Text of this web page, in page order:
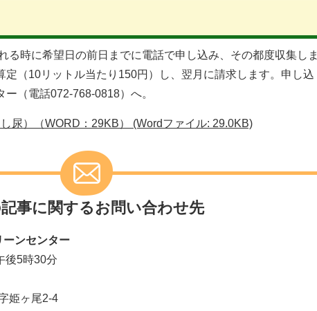
る時に希望日の前日までに電話で申し込み、その都度収集しま
定（10リットル当たり150円）し、翌月に請求します。申し込
（電話072-768-0818）へ。
尿）（WORD：29KB） (Wordファイル: 29.0KB)
事に関するお問い合わせ先
ーンセンター
後5時30分
姫ヶ尾2-4